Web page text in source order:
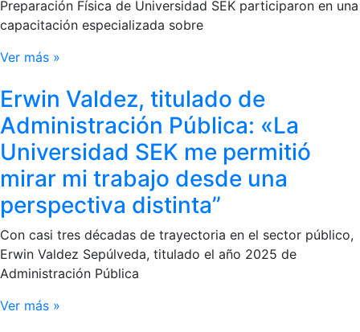
Preparación Física de Universidad SEK participaron en una
capacitación especializada sobre
Ver más »
Erwin Valdez, titulado de
Administración Pública: «La
Universidad SEK me permitió
mirar mi trabajo desde una
perspectiva distinta”
Con casi tres décadas de trayectoria en el sector público,
Erwin Valdez Sepúlveda, titulado el año 2025 de
Administración Pública
Ver más »